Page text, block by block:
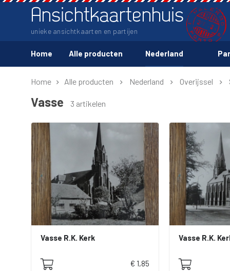
Ansichtkaartenhuis
unieke ansichtkaarten en partijen
Home Alle producten Nederland
Home Alle producten Nederland Overijssel
Vasse 3 artikelen
Vasse R.K. Kerk
€ 1,85
Vasse R.K.